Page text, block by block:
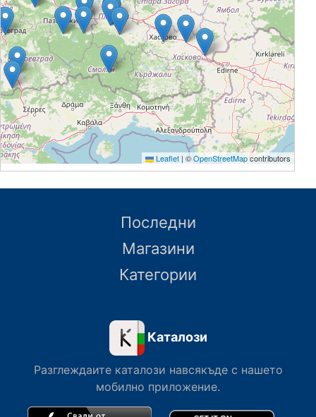
Leaflet | ©OpenStreetMapcontributors
Последни
Магазини
Категории
Каталози
Разглеждаите каталози навсякъде с нашето
мобилно приложение.